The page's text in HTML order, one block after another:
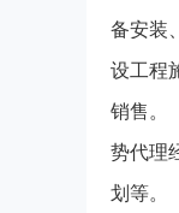
备安装
设工程
销售。
势代理
划等。